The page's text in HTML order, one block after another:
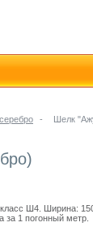
- Шелк
Ш4. Ширина:
за 1 погонный метр.